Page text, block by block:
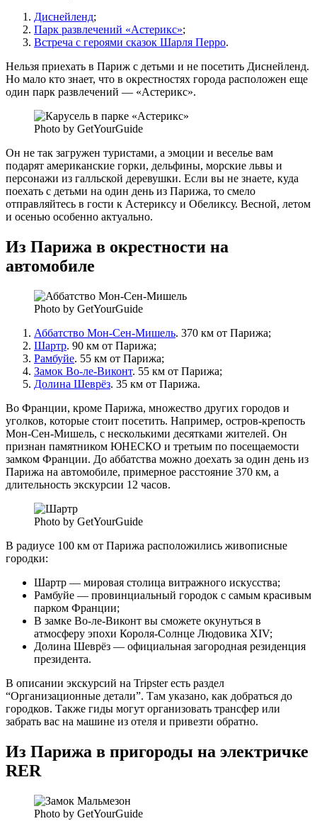
Диснейленд;
Парк развлечений «Астерикс»;
Встреча с героями сказок Шарля Перро.
Нельзя приехать в Париж с детьми и не посетить Диснейленд.
Но мало кто знает, что в окрестностях города расположен еще
один парк развлечений — «Астерикс».
Photo by GetYourGuide
Он не так загружен туристами, а эмоции и веселье вам
подарят американские горки, дельфины, морские львы и
персонажи из галльской деревушки. Если вы не знаете, куда
поехать с детьми на один день из Парижа, то смело
отправляйтесь в гости к Астериксу и Обеликсу. Весной, летом
и осенью особенно актуально.
Из Парижа в окрестности на
автомобиле
Photo by GetYourGuide
Аббатство Мон-Сен-Мишель. 370 км от Парижа;
Шартр. 90 км от Парижа;
Рамбуйе. 55 км от Парижа;
Замок Во-ле-Виконт. 55 км от Парижа;
Долина Шеврёз. 35 км от Парижа.
Во Франции, кроме Парижа, множество других городов и
уголков, которые стоит посетить. Например, остров-крепость
Мон-Сен-Мишель, с несколькими десятками жителей. Он
признан памятником ЮНЕСКО и третьим по посещаемости
замком Франции. До аббатства можно доехать за один день из
Парижа на автомобиле, примерное расстояние 370 км, а
длительность экскурсии 12 часов.
Photo by GetYourGuide
В радиусе 100 км от Парижа расположились живописные
городки:
Шартр — мировая столица витражного искусства;
Рамбуйе — провинциальный городок с самым красивым
парком Франции;
В замке Во-ле-Виконт вы сможете окунуться в
атмосферу эпохи Короля-Солнце Людовика XIV;
Долина Шеврёз — официальная загородная резиденция
президента.
В описании экскурсий на Tripster есть раздел
“Организационные детали”. Там указано, как добраться до
городков. Также гиды могут организовать трансфер или
забрать вас на машине из отеля и привезти обратно.
Из Парижа в пригороды на электричке
RER
Photo by GetYourGuide